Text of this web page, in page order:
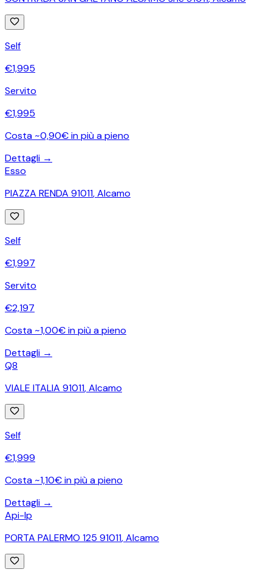
Self
€1,995
Servito
€1,995
Costa ~0,90€ in più a pieno
Dettagli →
Esso
PIAZZA RENDA 91011,Alcamo
Self
€1,997
Servito
€2,197
Costa ~1,00€ in più a pieno
Dettagli →
Q8
VIALE ITALIA 91011,Alcamo
Self
€1,999
Costa ~1,10€ in più a pieno
Dettagli →
Api-Ip
PORTA PALERMO 125 91011,Alcamo